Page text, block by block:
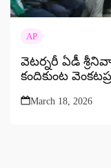
AP
వెటర్నరీ ఏడీ
కందికుంట
March 18, 2026